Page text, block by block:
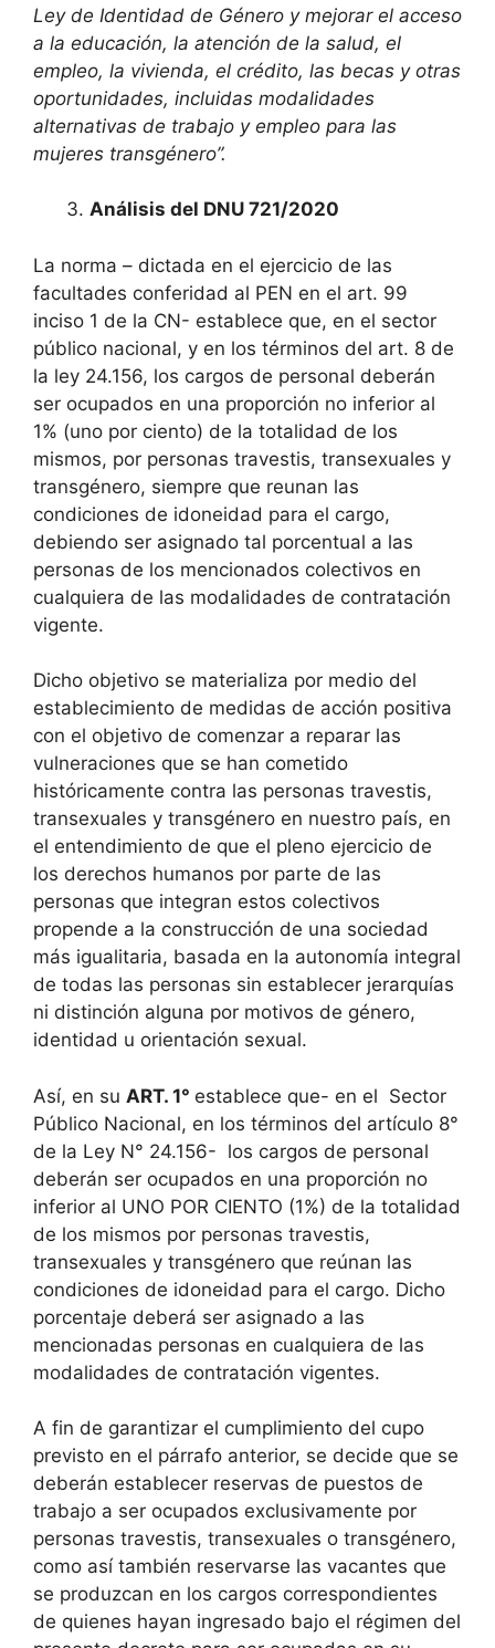
Ley de Identidad de Género y mejorar el acceso
a la educación, la atención de la salud, el
empleo, la vivienda, el crédito, las becas y otras
oportunidades, incluidas modalidades
alternativas de trabajo y empleo para las
mujeres transgénero”.
Análisis del DNU 721/2020
La norma – dictada en el ejercicio de las
facultades conferidad al PEN en el art. 99
inciso 1 de la CN- establece que, en el sector
público nacional, y en los términos del art. 8 de
la ley 24.156, los cargos de personal deberán
ser ocupados en una proporción no inferior al
1% (uno por ciento) de la totalidad de los
mismos, por personas travestis, transexuales y
transgénero, siempre que reunan las
condiciones de idoneidad para el cargo,
debiendo ser asignado tal porcentual a las
personas de los mencionados colectivos en
cualquiera de las modalidades de contratación
vigente.
Dicho objetivo se materializa por medio del
establecimiento de medidas de acción positiva
con el objetivo de comenzar a reparar las
vulneraciones que se han cometido
históricamente contra las personas travestis,
transexuales y transgénero en nuestro país, en
el entendimiento de que el pleno ejercicio de
los derechos humanos por parte de las
personas que integran estos colectivos
propende a la construcción de una sociedad
más igualitaria, basada en la autonomía integral
de todas las personas sin establecer jerarquías
ni distinción alguna por motivos de género,
identidad u orientación sexual.
Así, en su ART. 1° establece que- en el Sector
Público Nacional, en los términos del artículo 8°
de la Ley N° 24.156- los cargos de personal
deberán ser ocupados en una proporción no
inferior al UNO POR CIENTO (1%) de la totalidad
de los mismos por personas travestis,
transexuales y transgénero que reúnan las
condiciones de idoneidad para el cargo. Dicho
porcentaje deberá ser asignado a las
mencionadas personas en cualquiera de las
modalidades de contratación vigentes.
A fin de garantizar el cumplimiento del cupo
previsto en el párrafo anterior, se decide que se
deberán establecer reservas de puestos de
trabajo a ser ocupados exclusivamente por
personas travestis, transexuales o transgénero,
como así también reservarse las vacantes que
se produzcan en los cargos correspondientes
de quienes hayan ingresado bajo el régimen del